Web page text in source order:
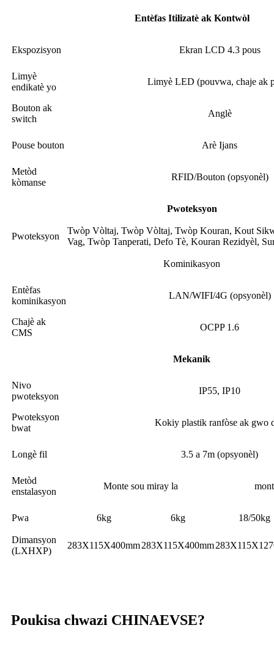
Entèfas Itilizatè ak Kontwòl
Ekspozisyon Ekran LCD 4.3 pous
Limyè
endikatè yo
Limyè LED (pouvwa, chaje ak
Bouton ak
switch
Anglè
Pouse bouton Arè Ijans
Metòd
kòmanse
RFID/Bouton (opsyonèl)
Pwoteksyon
Pwoteksyon
Twòp Vòltaj, Twòp Vòltaj, Twòp Kouran, Kout
Vag, Twòp Tanperati, Defo Tè, Kouran Rezidyèl,
Kominikasyon
Entèfas
kominikasyon
LAN/WIFI/4G (opsyonèl)
Chajè ak
CMS
OCPP 1.6
Mekanik
Nivo
pwoteksyon
IP55, IP10
Pwoteksyon
bwat
Kokiy plastik ranfòse ak gwo
Longè fil 3.5 a 7m (opsyonèl)
Metòd
enstalasyon
Monte sou miray la
Pwa 6kg 6kg 18/50kg
Dimansyon
(LXHXP)
283X115X400mm283X115X400mm
Poukisa chwazi CHINAEVSE?